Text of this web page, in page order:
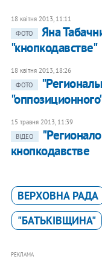
18 квітня 2013, 11:11
ФОТО
Яна
"кнопкодавстве"
18 квітня 2013, 18:26
ФОТО
15 травня 2013, 11:39
ВІДЕО
кнопкодавстве
ВЕРХОВНА РАДА
"БАТЬКІВЩИНА"
РЕКЛАМА